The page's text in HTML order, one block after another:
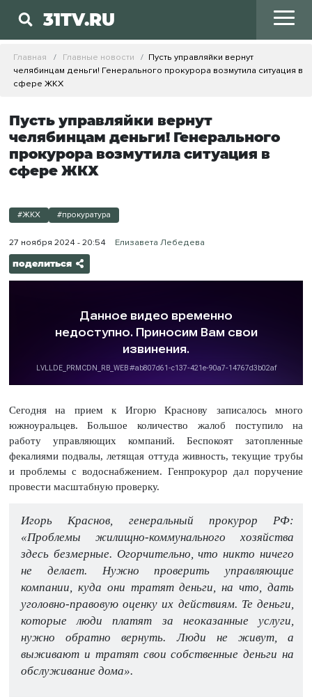
31TV.RU
Главная Главные новости
Пусть управляйки вернут
челябинцам деньги! Генерального прокурора возмутила ситуация в
сфере ЖКХ
Пусть управляйки вернут
челябинцам деньги! Генерального
прокурора возмутила ситуация в
сфере ЖКХ
#ЖКХ #прокуратура
27 ноября 2024 - 20:54 Елизавета Лебедева
поделиться
Сегодня на прием к Игорю Краснову записалось много
южноуральцев. Большое количество жалоб поступило на
работу управляющих компаний. Беспокоят затопленные
фекалиями подвалы, летящая оттуда живность, текущие трубы
и проблемы с водоснабжением. Генпрокурор дал поручение
провести масштабную проверку.
Игорь Краснов, генеральный прокурор РФ:
«Проблемы жилищно-коммунального хозяйства
здесь безмерные. Огорчительно, что никто ничего
не делает. Нужно проверить управляющие
компании, куда они тратят деньги, на что, дать
уголовно-правовую оценку их действиям. Те деньги,
которые люди платят за неоказанные услуги,
нужно обратно вернуть. Люди не живут, а
выживают и тратят свои собственные деньги на
обслуживание дома».